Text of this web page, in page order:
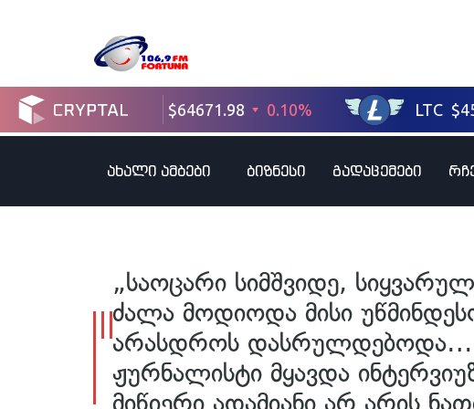
ახალი ამბები ბიზნესი გადაცემები
„საოცარი სიმშვიდე,
ძალა მოდიოდა მისი
არასდროს
ჟურნალისტი მყავდა